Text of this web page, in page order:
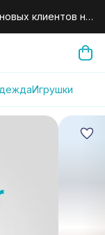
клиентов на
Игрушки